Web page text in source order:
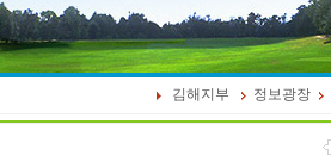
김해지부 정보광장